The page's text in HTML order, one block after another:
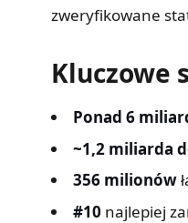
zweryfikowane
Kluczowe
Ponad 6
~1,2 miliarda
356 milionów
#10 najlepiej